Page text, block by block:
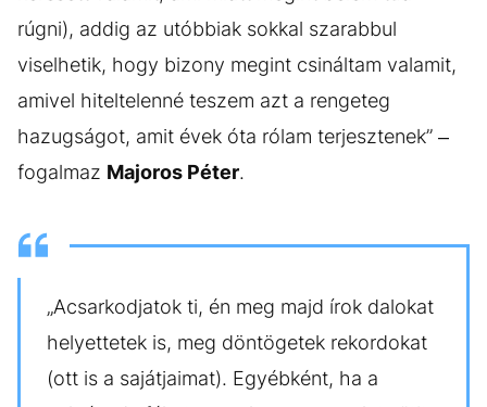
rúgni), addig az utóbbiak sokkal szarabbul
viselhetik, hogy bizony megint csináltam valamit,
amivel hiteltelenné teszem azt a rengeteg
hazugságot, amit évek óta rólam terjesztenek” –
fogalmaz Majoros Péter.
„Acsarkodjatok ti, én meg majd írok dalokat
helyettetek is, meg döntögetek rekordokat
(ott is a sajátjaimat). Egyébként, ha a